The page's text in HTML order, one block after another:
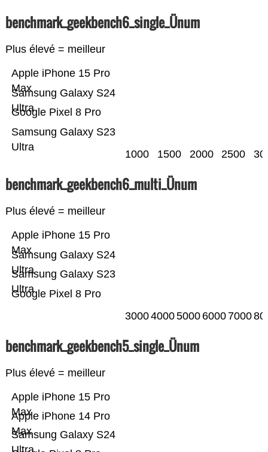
benchmark_geekbench6_single_Ünum
Plus élevé = meilleur
Samsung Galaxy S23
Ultra
Google Pixel 8 Pro
Samsung Galaxy S24
Ultra
Apple iPhone 15 Pro
Max
1000 1500 2000 2500
benchmark_geekbench6_multi_Ünum
Plus élevé = meilleur
Google Pixel 8 Pro
Samsung Galaxy S23
Ultra
Samsung Galaxy S24
Ultra
Apple iPhone 15 Pro
Max
300040005000 6000 7000
benchmark_geekbench5_single_Ünum
Plus élevé = meilleur
Samsung Galaxy S24
Apple iPhone 14 Pro
Max
Apple iPhone 15 Pro
Max